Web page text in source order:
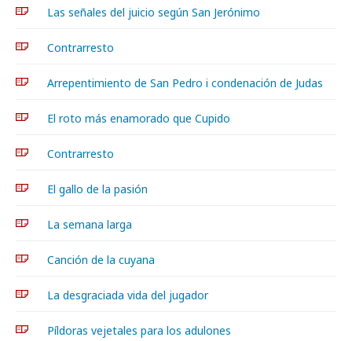
Las señales del juicio según San Jerónimo
Contrarresto
Arrepentimiento de San Pedro i condenación de Judas
El roto más enamorado que Cupido
Contrarresto
El gallo de la pasión
La semana larga
Canción de la cuyana
La desgraciada vida del jugador
Píldoras vejetales para los adulones